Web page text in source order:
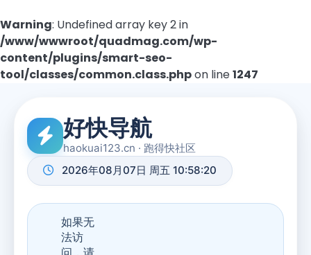
Warning: Undefined array key 2 in
/www/wwwroot/quadmag.com/wp-
content/plugins/smart-seo-
tool/classes/common.class.phpon line1247